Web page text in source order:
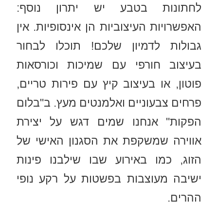
לחתונות בטבע יש יתרון נוסף:
האפשרויות העיצוביות הן אינסופיות. אין
גבולות לדמיון שלכם! תוכלו לבחור
בעיצוב חורפי עם שמיכות וכורסאות
פוטון, או בעיצוב קיץ עם פירות טריים,
פרחים צבעוניים ואלמנטים מעץ. ב"בלום
הפקות" אנחנו שמים דגש על יצירת
אווירה שמשקפת את הסגנון האישי של
הזוג, כמו באירוע שבו שילבנו פינות
ישיבה מעוצבות בפשטות על רקע נופי
ההרים.